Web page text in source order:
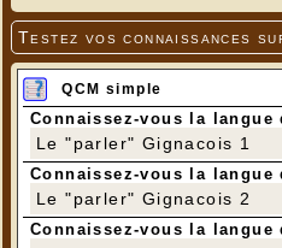
Testez vos connaissances
QCM simple
Connaissez-vous la langue
Le "parler" Gignacois 1
Connaissez-vous la langue
Le "parler" Gignacois 2
Connaissez-vous la langue